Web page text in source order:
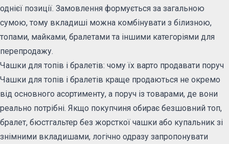
однієї позиції. Замовлення формується за загальною
сумою, тому вкладиші можна комбінувати з білизною,
топами, майками, бралетами та іншими категоріями для
перепродажу.
Чашки для топів і бралетів: чому їх варто продавати поруч
Чашки для топів і бралетів краще продаються не окремо
від основного асортименту, а поруч із товарами, де вони
реально потрібні. Якщо покупчиня обирає безшовний топ,
бралет, бюстгальтер без жорсткої чашки або купальник зі
знімними вкладишами, логічно одразу запропонувати